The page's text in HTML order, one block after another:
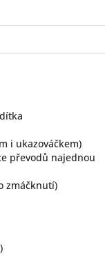
i ukazováčkem)
převodů najednou
zmáčknutí)